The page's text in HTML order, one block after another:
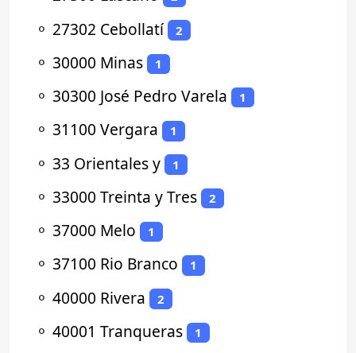
⚬ 27302 Cebollatí 2
⚬ 30000 Minas 1
⚬ 30300 José Pedro Varela 1
⚬ 31100 Vergara 1
⚬ 33 Orientales y 1
⚬ 33000 Treinta y Tres 2
⚬ 37000 Melo 1
⚬ 37100 Rio Branco 1
⚬ 40000 Rivera 2
⚬ 40001 Tranqueras 1